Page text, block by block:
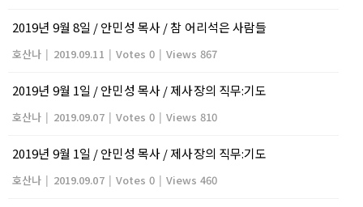
2019년 9월 8일 / 안민성 목사 / 참 어리석은 사람들
호산나 | 2019.09.11 | Votes 0 | Views 867
2019년 9월 1일 / 안민성 목사 / 제사장의 직무:기도
호산나 | 2019.09.07 | Votes 0 | Views 810
2019년 9월 1일 / 안민성 목사 / 제사장의 직무:기도
호산나 | 2019.09.07 | Votes 0 | Views 460